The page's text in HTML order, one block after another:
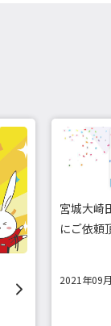
宮城大崎
にご依頼
2021年09